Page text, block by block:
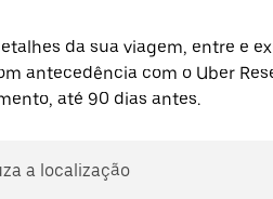
da sua viagem, entre e
antecedência com o Uber
até 90 dias antes.
a localização